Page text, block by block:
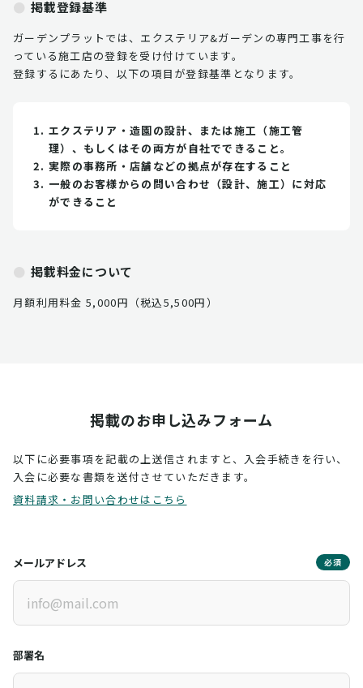
掲載登録基準
ガーデンプラットでは、エクステリア&ガーデンの専門工事を行
っている施工店の登録を受け付けています。
登録するにあたり、以下の項目が登録基準となります。
エクステリア・造園の設計、または施工（施工管
理）、もしくはその両方が自社でできること。
実際の事務所・店舗などの拠点が存在すること
一般のお客様からの問い合わせ（設計、施工）に対応
ができること
掲載料金について
月額利用料金 5,000円（税込5,500円）
掲載のお申し込みフォーム
以下に必要事項を記載の上送信されますと、入会手続きを行い、
入会に必要な書類を送付させていただきます。
資料請求・お問い合わせはこちら
メールアドレス 必須
部署名